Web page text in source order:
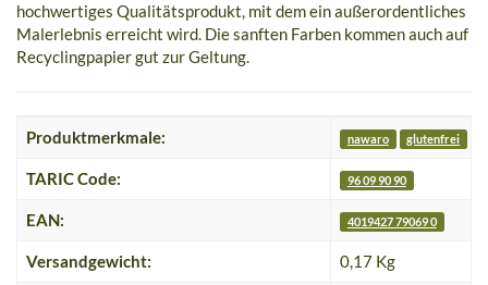
hochwertiges Qualitätsprodukt, mit dem ein außerordentliches
Malerlebnis erreicht wird. Die sanften Farben kommen auch auf
Recyclingpapier gut zur Geltung.
Produktmerkmale: nawaro glutenfrei
TARIC Code: 96 09 90 90
EAN: 4019427 79069 0
Versandgewicht: 0,17 Kg